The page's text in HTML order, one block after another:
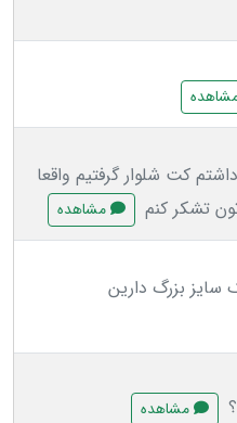
شما خرید داشتم کت شلوار گرفتیم واقعا
تشکر کنم
مشاهده
بزرگ دارین
مشاهده